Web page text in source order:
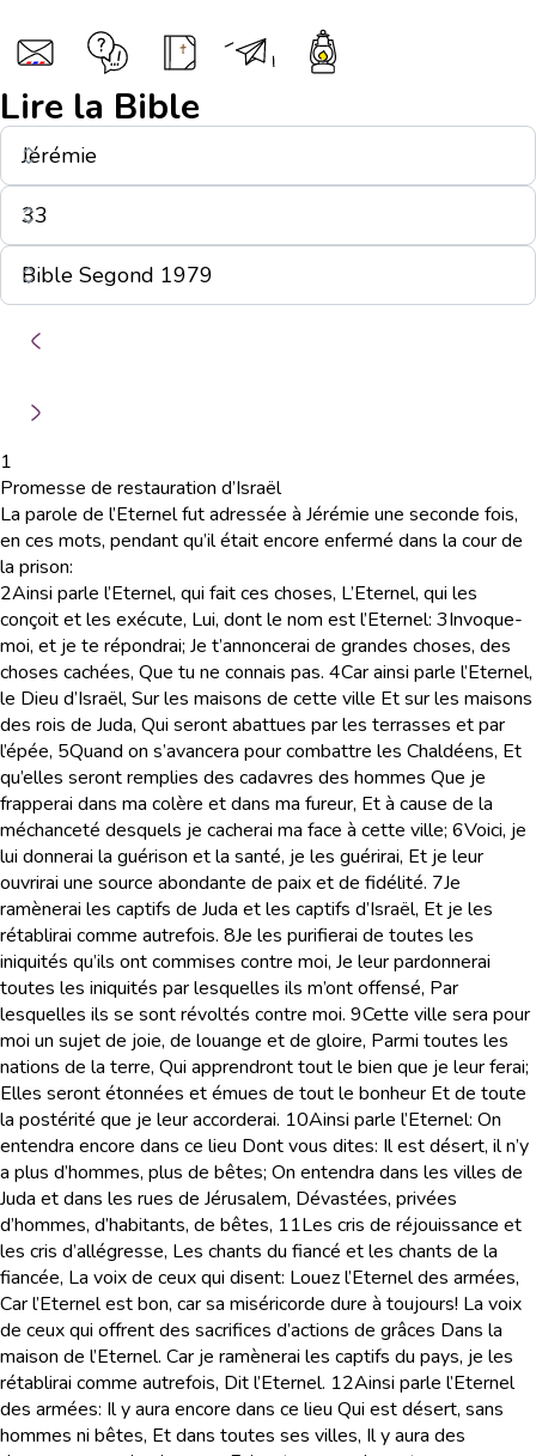
Lire la Bible
1
Promesse de restauration d’Israël
La parole de l’Eternel fut adressée à Jérémie une seconde fois,
en ces mots, pendant qu’il était encore enfermé dans la cour de
la prison:
2Ainsi parle l’Eternel, qui fait ces choses, L’Eternel, qui les
conçoit et les exécute, Lui, dont le nom est l’Eternel: 3Invoque-
moi, et je te répondrai; Je t’annoncerai de grandes choses, des
choses cachées, Que tu ne connais pas. 4Car ainsi parle l’Eternel,
le Dieu d’Israël, Sur les maisons de cette ville Et sur les maisons
des rois de Juda, Qui seront abattues par les terrasses et par
l’épée, 5Quand on s’avancera pour combattre les Chaldéens, Et
qu’elles seront remplies des cadavres des hommes Que je
frapperai dans ma colère et dans ma fureur, Et à cause de la
méchanceté desquels je cacherai ma face à cette ville; 6Voici, je
lui donnerai la guérison et la santé, je les guérirai, Et je leur
ouvrirai une source abondante de paix et de fidélité. 7Je
ramènerai les captifs de Juda et les captifs d’Israël, Et je les
rétablirai comme autrefois. 8Je les purifierai de toutes les
iniquités qu’ils ont commises contre moi, Je leur pardonnerai
toutes les iniquités par lesquelles ils m’ont offensé, Par
lesquelles ils se sont révoltés contre moi. 9Cette ville sera pour
moi un sujet de joie, de louange et de gloire, Parmi toutes les
nations de la terre, Qui apprendront tout le bien que je leur ferai;
Elles seront étonnées et émues de tout le bonheur Et de toute
la postérité que je leur accorderai. 10Ainsi parle l’Eternel: On
entendra encore dans ce lieu Dont vous dites: Il est désert, il n’y
a plus d’hommes, plus de bêtes; On entendra dans les villes de
Juda et dans les rues de Jérusalem, Dévastées, privées
d’hommes, d’habitants, de bêtes, 11Les cris de réjouissance et
les cris d’allégresse, Les chants du fiancé et les chants de la
fiancée, La voix de ceux qui disent: Louez l’Eternel des armées,
Car l’Eternel est bon, car sa miséricorde dure à toujours! La voix
de ceux qui offrent des sacrifices d’actions de grâces Dans la
maison de l’Eternel. Car je ramènerai les captifs du pays, je les
rétablirai comme autrefois, Dit l’Eternel. 12Ainsi parle l’Eternel
des armées: Il y aura encore dans ce lieu Qui est désert, sans
hommes ni bêtes, Et dans toutes ses villes, Il y aura des